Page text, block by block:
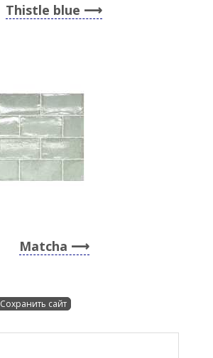
Thistle blue
Matcha
Сохранить сайт